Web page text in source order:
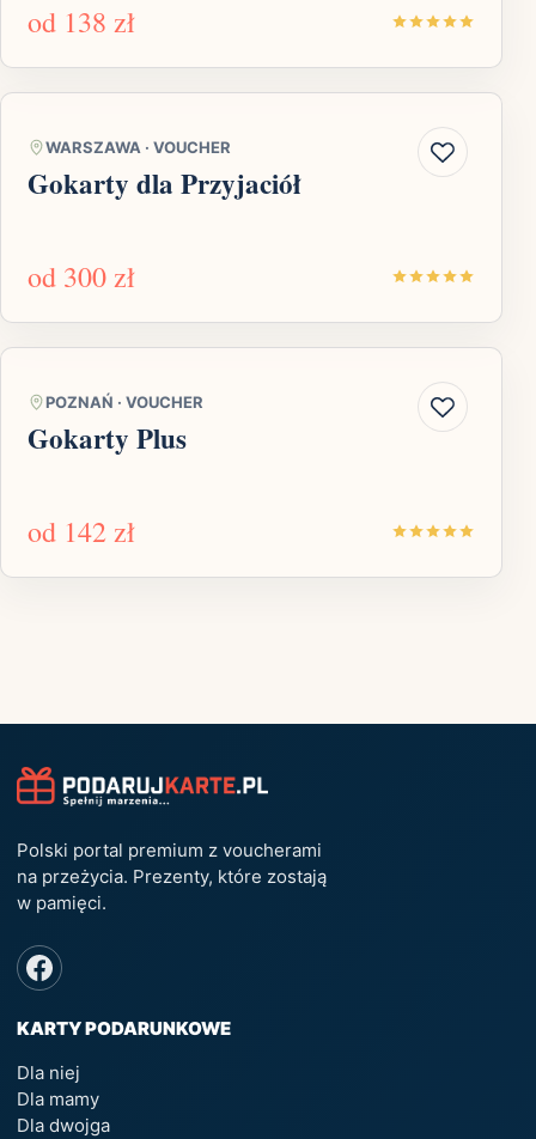
od 138 zł
WARSZAWA · VOUCHER
Gokarty dla Przyjaciół
od 300 zł
POZNAŃ · VOUCHER
Gokarty Plus
od 142 zł
Polski portal premium z voucherami
na przeżycia. Prezenty, które zostają
w pamięci.
KARTY PODARUNKOWE
Dla niej
Dla mamy
Dla dwojga